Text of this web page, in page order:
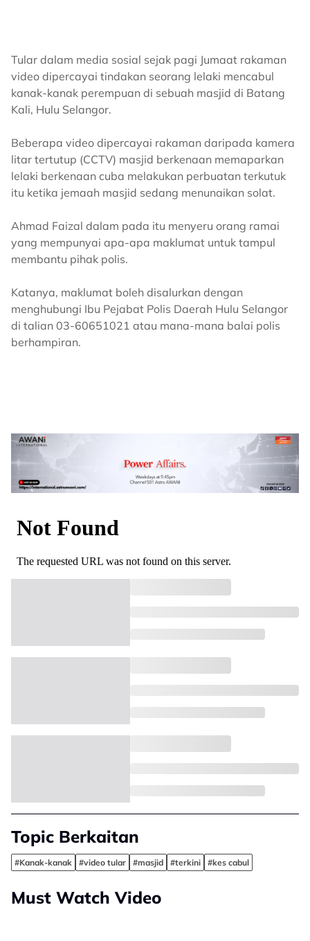
Tular dalam media sosial sejak pagi Jumaat rakaman
video dipercayai tindakan seorang lelaki mencabul
kanak-kanak perempuan di sebuah masjid di Batang
Kali, Hulu Selangor.
Beberapa video dipercayai rakaman daripada kamera
litar tertutup (CCTV) masjid berkenaan memaparkan
lelaki berkenaan cuba melakukan perbuatan terkutuk
itu ketika jemaah masjid sedang menunaikan solat.
Ahmad Faizal dalam pada itu menyeru orang ramai
yang mempunyai apa-apa maklumat untuk tampul
membantu pihak polis.
Katanya, maklumat boleh disalurkan dengan
menghubungi Ibu Pejabat Polis Daerah Hulu Selangor
di talian 03-60651021 atau mana-mana balai polis
berhampiran.
Topic Berkaitan
#Kanak-kanak #video tular #masjid #terkini #kes cabul
Must Watch Video